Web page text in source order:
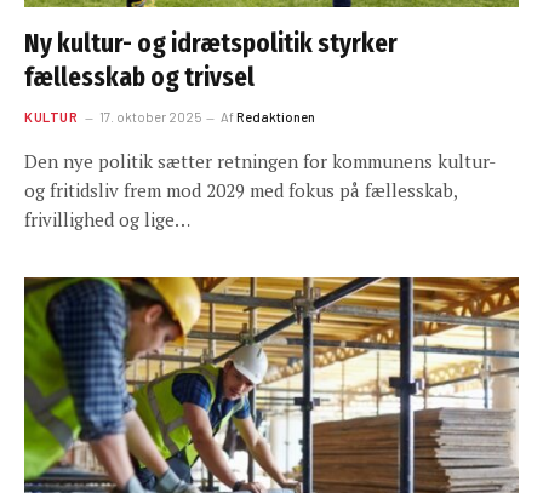
Ny kultur- og idrætspolitik styrker
fællesskab og trivsel
KULTUR 17. oktober 2025 AfRedaktionen
Den nye politik sætter retningen for kommunens kultur-
og fritidsliv frem mod 2029 med fokus på fællesskab,
frivillighed og lige…